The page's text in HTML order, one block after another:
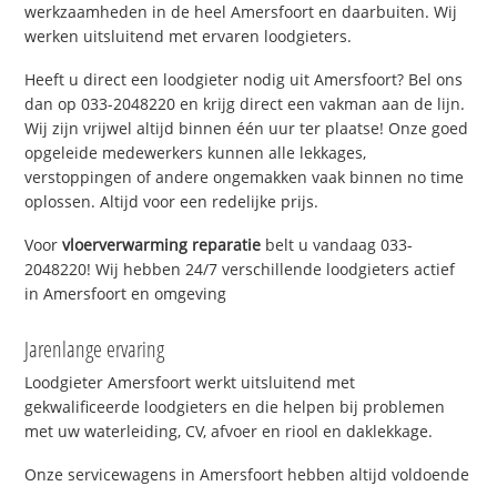
werkzaamheden in de heel Amersfoort en daarbuiten. Wij
werken uitsluitend met ervaren loodgieters.
Heeft u direct een loodgieter nodig uit Amersfoort? Bel ons
dan op 033-2048220 en krijg direct een vakman aan de lijn.
Wij zijn vrijwel altijd binnen één uur ter plaatse! Onze goed
opgeleide medewerkers kunnen alle lekkages,
verstoppingen of andere ongemakken vaak binnen no time
oplossen. Altijd voor een redelijke prijs.
Voorvloerverwarming reparatie belt u vandaag 033-
2048220! Wij hebben 24/7 verschillende loodgieters actief
in Amersfoort en omgeving
Jarenlange ervaring
Loodgieter Amersfoort werkt uitsluitend met
gekwalificeerde loodgieters en die helpen bij problemen
met uw waterleiding, CV, afvoer en riool en daklekkage.
Onze servicewagens in Amersfoort hebben altijd voldoende